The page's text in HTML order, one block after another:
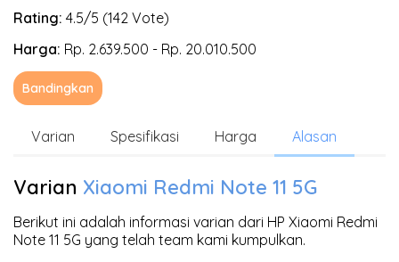
Rating: 4.5/5 (142 Vote)
Harga: Rp. 2.639.500 - Rp. 20.010.500
Bandingkan
Varian Spesifikasi Harga Alasan
Varian Xiaomi Redmi Note 11 5G
Berikut ini adalah informasi varian dari HP Xiaomi Redmi
Note 11 5G yang telah team kami kumpulkan.